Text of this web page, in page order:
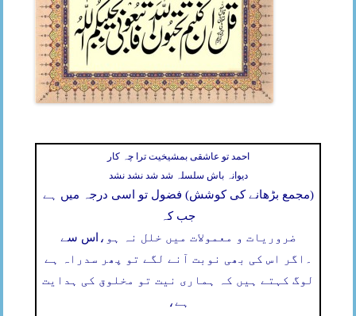
احمد تو عاشقی بمشیخیت ترا چہ کار
دیوانہ باش سلسلہ شد شد نشد نشد
(مجمع بڑھانے کی کوشش) فضول تو اسی درجہ میں ہے
جب کہ
اس سے ضروریات و معمولات میں خلل نہ ہو،
اگر اس کی بھی نوبت آنے لگے تو پھر سدراہ ہے
لوگ کہتے ہیں کہ ہماری نیت تو مخلوق کی ہدایت
ہے،